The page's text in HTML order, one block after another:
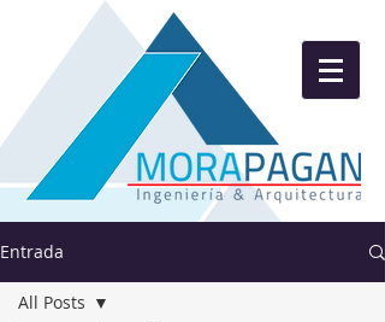
Entrada
All Posts